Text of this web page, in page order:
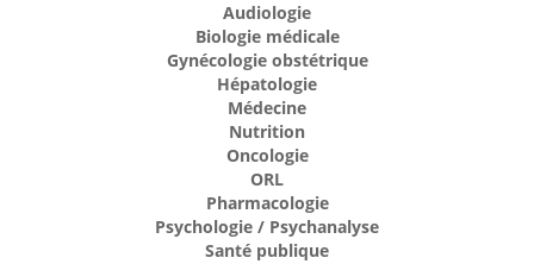
Audiologie
Biologie médicale
Gynécologie obstétrique
Hépatologie
Médecine
Nutrition
Oncologie
ORL
Pharmacologie
Psychologie / Psychanalyse
Santé publique